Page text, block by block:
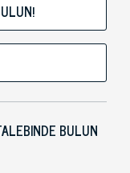
BULUN